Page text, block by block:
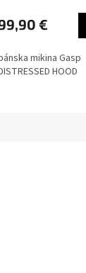
€
mikina Gasp
HOOD